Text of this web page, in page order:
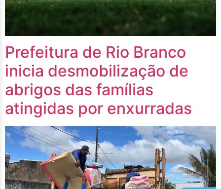
Prefeitura de Rio Branco
inicia desmobilização de
abrigos das famílias
atingidas por enxurradas